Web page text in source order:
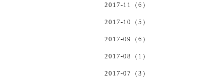
2017-11（6）
2017-10（5）
2017-09（6）
2017-08（1）
2017-07（3）